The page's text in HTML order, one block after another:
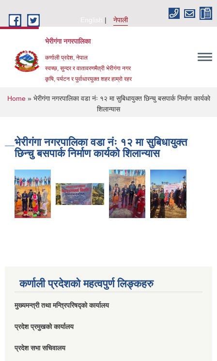
English
नेपाली
भेरीगंगा नगरपालिका
कर्णाली प्रदेश, नेपाल
स्वच्छ, सुन्दर र वातावरणमैत्री भेरीगंगा नगर
कृषि, पर्यटन र पुर्वाधारयुक्त शहर हाम्रो रहर
You are here
Home» भेरीगंगा नगरपालिका वडा नंः १२ मा सुबिधायुक्त छिन्चु बसपार्क निर्माण कार्यकाे
शिलान्यास
भेरीगंगा नगरपालिका वडा नंः १२ मा सुबिधायुक्त
छिन्चु बसपार्क निर्माण कार्यकाे शिलान्यास
कर्णाली प्रदेशको महत्वपुर्ण लिङ्कहरु
मुख्यमन्त्री तथा मन्त्रिपरिषद्को कार्यालय
प्रदेश प्रमुखको कार्यालय
प्रदेश सभा सचिवालय